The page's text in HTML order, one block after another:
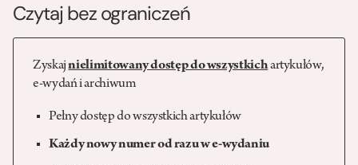
Czytaj bez ograniczeń
Zyskajnielimitowany dostęp do wszystkichartykułów,
e-wydań i archiwum
Pełny dostęp do wszystkich artykułów
Każdy nowy numer od razu w e-wydaniu